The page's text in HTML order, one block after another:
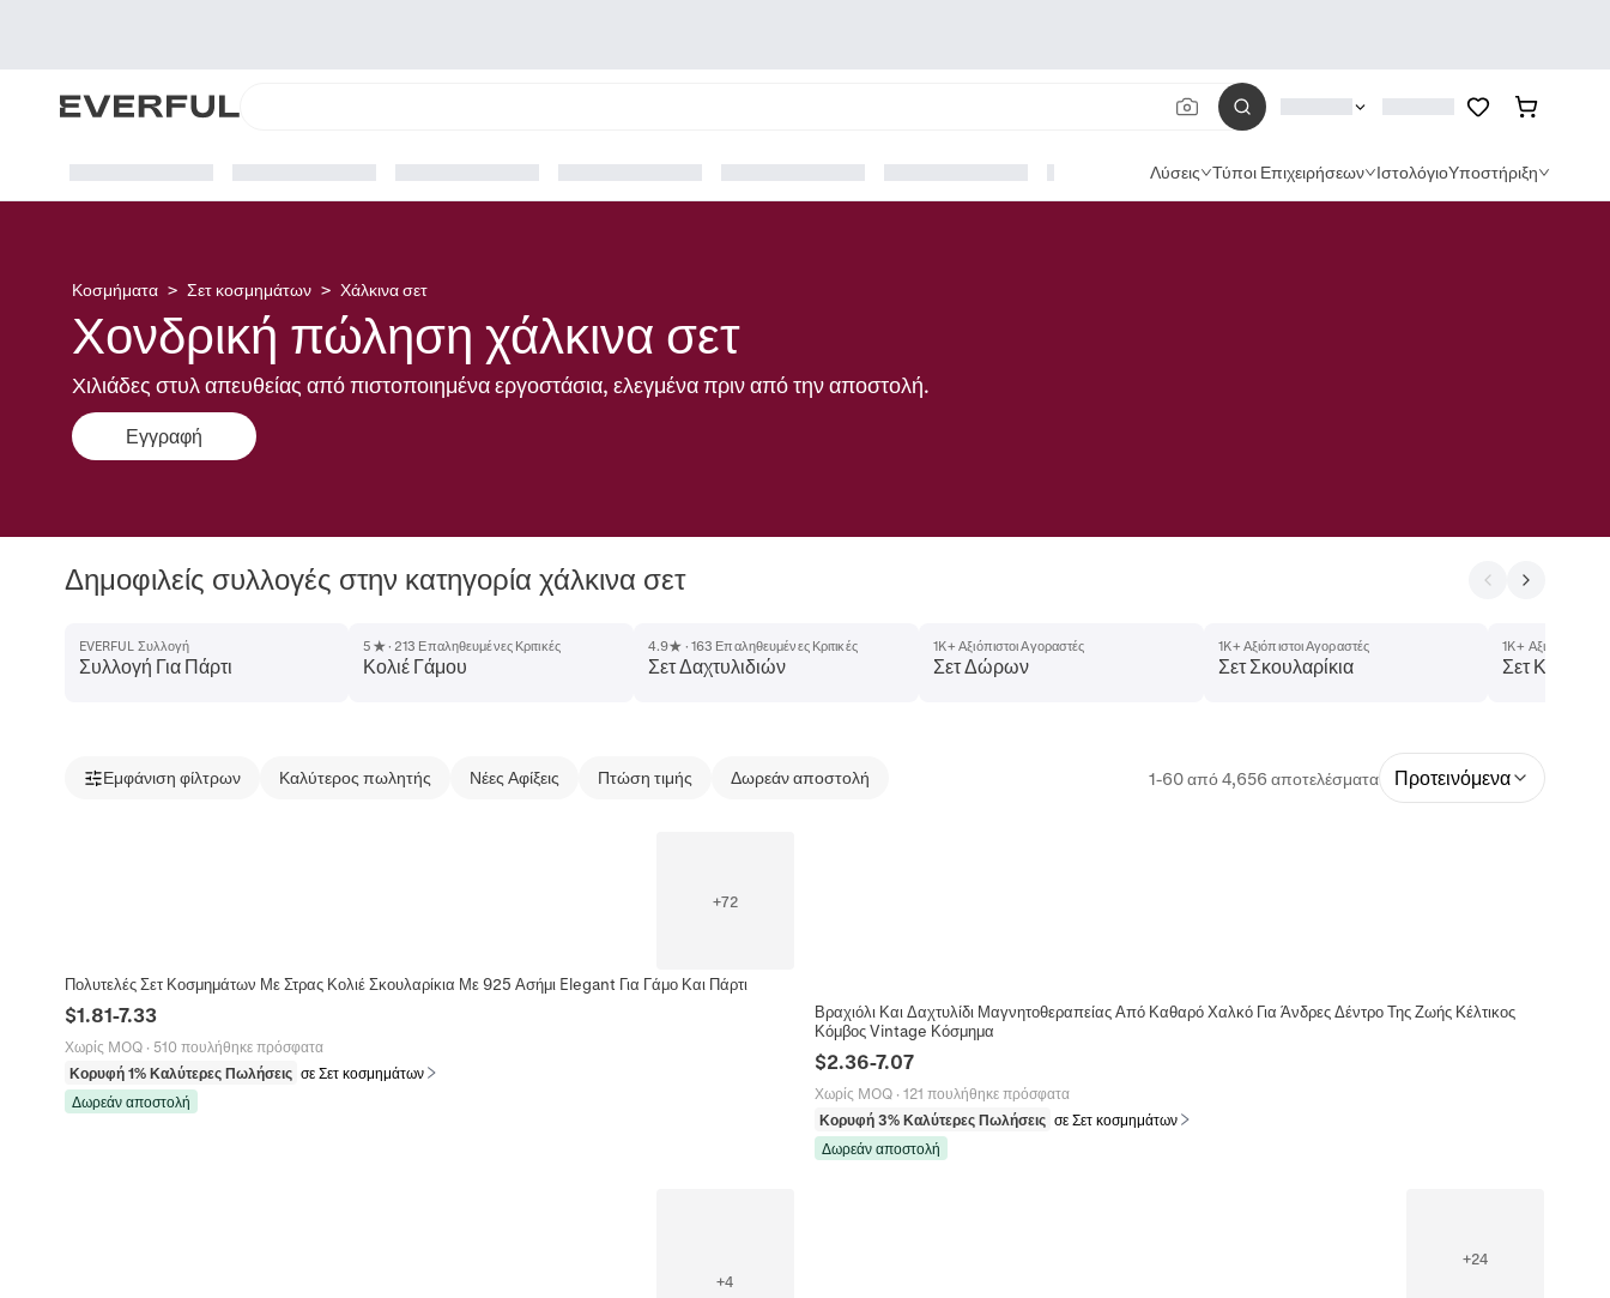
Λύσεις Τύποι Επιχειρήσεων ΙστολόγιοΥποστήριξη
Κοσμήματα > Σετ κοσμημάτων > Χάλκινα σετ
Χονδρική πώληση χάλκινα σετ
Χιλιάδες στυλ απευθείας από πιστοποιημένα εργοστάσια, ελεγμένα πριν από την αποστολή.
Εγγραφή
Δημοφιλείς συλλογές στην κατηγορία χάλκινα σετ
EVERFUL Συλλογή
Συλλογή Για Πάρτι
5★ · 213 Επαληθευμένες Κριτικές
Κολιέ Γάμου
4.9★ · 163 Επαληθευμένες Κριτικές
Σετ Δαχτυλιδιών
1K+ Αξιόπιστοι Αγοραστές
Σετ Δώρων
1K+ Αξιόπιστοι Αγοραστές
Σετ Σκουλαρίκια
1K+ Αξιόπιστοι
Σετ Κολιέ
Εμφάνιση φίλτρων Καλύτερος πωλητής Νέες Αφίξεις Πτώση τιμής Δωρεάν αποστολή 1-60 από 4,656 αποτελέσματα Προτεινόμενα
+72
Πολυτελές Σετ Κοσμημάτων Με Στρας Κολιέ Σκουλαρίκια Με 925 Ασήμι Elegant Για Γάμο Και Πάρτι
$1.81-7.33
Χωρίς MOQ· 510 πουλήθηκε πρόσφατα
Κορυφή 1% Καλύτερες Πωλήσεις σε Σετ κοσμημάτων
Δωρεάν αποστολή
Βραχιόλι Και Δαχτυλίδι Μαγνητοθεραπείας Από Καθαρό Χαλκό Για Άνδρες Δέντρο Της Ζωής Κέλτικος
Κόμβος Vintage Κόσμημα
$2.36-7.07
Χωρίς MOQ · 121 πουλήθηκε πρόσφατα
Κορυφή 3% Καλύτερες Πωλήσεις σε Σετ κοσμημάτων
Δωρεάν αποστολή
+4
+24